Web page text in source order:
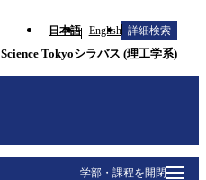
日本語 English 詳細検索
Science Tokyoシラバス (理工学系)
学部・課程を開閉